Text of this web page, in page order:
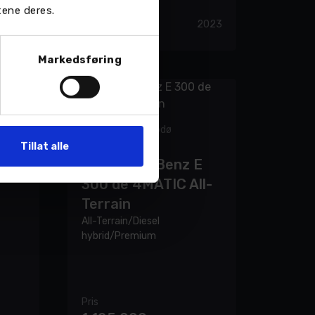
deres.
Markedsføring
Tillat alle
2023
M Nordvik AS - Bodø
Mercedes-Benz E
300 de 4MATIC All-
Terrain
All-Terrain/Diesel
hybrid/Premium
Pris